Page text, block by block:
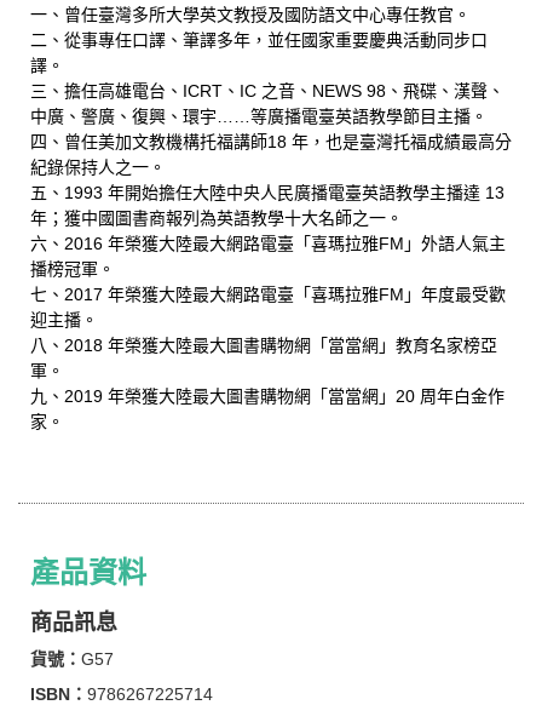
一、曾任臺灣多所大學英文教授及國防語文中心專任教官。
二、從事專任口譯、筆譯多年，並任國家重要慶典活動同步口
譯。
三、擔任高雄電台、ICRT、IC 之音、NEWS 98、飛碟、漢聲、
中廣、警廣、復興、環宇……等廣播電臺英語教學節目主播。
四、曾任美加文教機構托福講師18 年，也是臺灣托福成績最高分
紀錄保持人之一。
五、1993 年開始擔任大陸中央人民廣播電臺英語教學主播達 13
年；獲中國圖書商報列為英語教學十大名師之一。
六、2016 年榮獲大陸最大網路電臺「喜瑪拉雅FM」外語人氣主
播榜冠軍。
七、2017 年榮獲大陸最大網路電臺「喜瑪拉雅FM」年度最受歡
迎主播。
八、2018 年榮獲大陸最大圖書購物網「當當網」教育名家榜亞
軍。
九、2019 年榮獲大陸最大圖書購物網「當當網」20 周年白金作
家。
產品資料
商品訊息
貨號： G57
ISBN： 9786267225714